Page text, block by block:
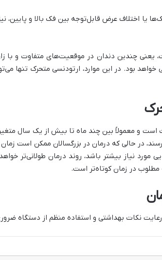
یا اختلاف عرض قابل‌توجه بین فک بالا و پایین،
چندین دندان در موقعیت‌های متفاوت و با
بود. در این موارد، ارتودنسی متحرک تنها
است و معمولاً بین چند ماه تا بیش از یک سال
در حالی که درمان در بزرگسالان ممکن است
نیاز بیشتر باشد، روند درمان طولانی‌تر خواهد
در زمان کوتاه‌تر است.
نکات بهداشتی و استفاده منظم از دستگاه